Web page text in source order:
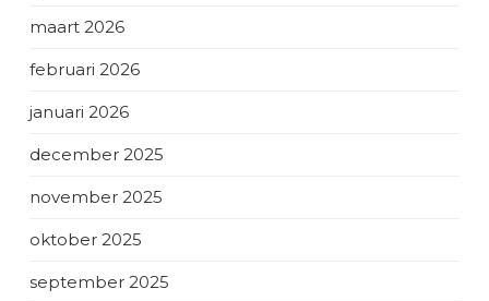
maart 2026
februari 2026
januari 2026
december 2025
november 2025
oktober 2025
september 2025